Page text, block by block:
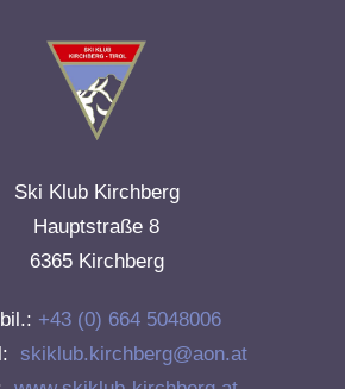
Ski Klub Kirchberg
Hauptstraße 8
6365 Kirchberg
+43 (0) 664 5048006
skiklub.kirchberg@aon.at